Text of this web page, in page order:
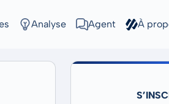
Analyse Agent À